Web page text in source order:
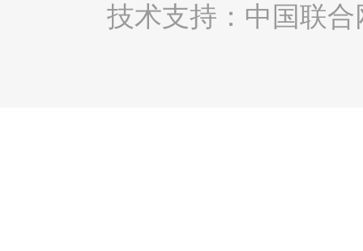
技术支持：中国联